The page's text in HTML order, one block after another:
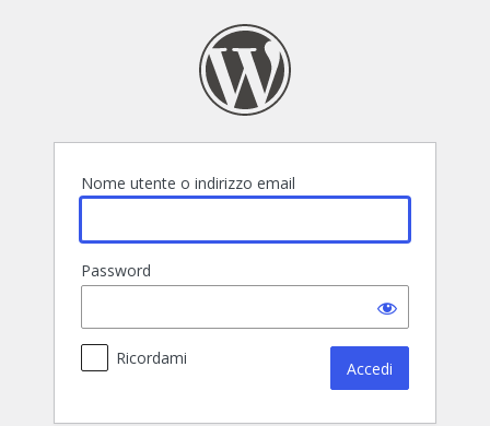
Nome utente o indirizzo email
Password
Ricordami